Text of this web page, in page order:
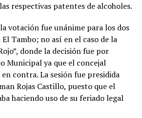
respectivas patentes de alcoholes.
votación fue unánime para los dos
Tambo; no así en el caso de la
donde la decisión fue por
Municipal ya que el concejal
contra. La sesión fue presidida
Rojas Castillo, puesto que el
haciendo uso de su feriado legal